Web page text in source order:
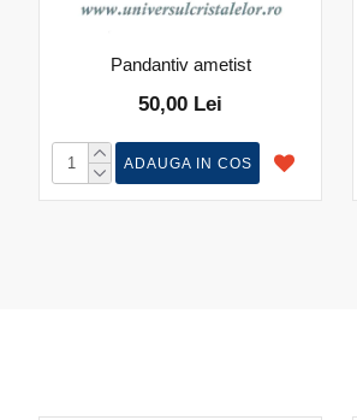
Pandantiv ametist
50,00 Lei
ADAUGA IN COS